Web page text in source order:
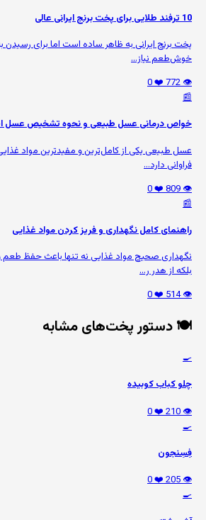
10 ترفند طلایی برای پخت برنج ایرانی عالی
پخت برنج ایرانی به ظاهر ساده است اما برای رسیدن
خوش‌طعم نیاز...
👁️ 772
❤️ 0
📰
خواص درمانی عسل طبیعی و نحوه تشخیص عسل
عسل طبیعی یکی از کامل‌ترین و مفیدترین مواد
فراوانی دارد...
👁️ 809
❤️ 0
📰
راهنمای کامل نگهداری و فریز کردن مواد غذایی
نگهداری صحیح مواد غذایی نه تنها باعث حفظ
بلکه از هدر ر...
👁️ 514
❤️ 0
🍽️ دستور پخت‌های مشابه
🍳
چلو کباب کوبیده
👁️ 210
❤️ 0
🍳
فِسِنجون
👁️ 205
❤️ 0
🍳